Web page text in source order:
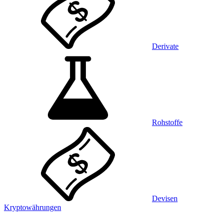
Derivate
Rohstoffe
Devisen
Kryptowährungen